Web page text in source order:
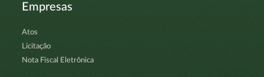
Empresas
Atos
Licitação
Nota Fiscal Eletrônica